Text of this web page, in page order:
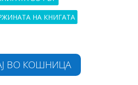
НА КНИГАТА
ВО КОШНИЦА